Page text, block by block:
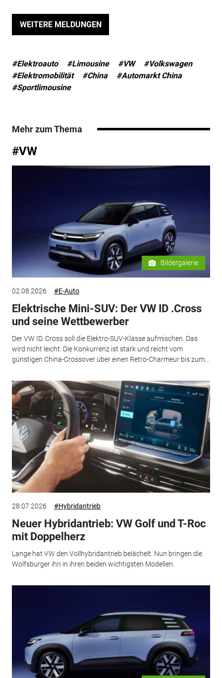
WEITERE MELDUNGEN
#Elektroauto #Limousine #VW
#Volkswagen
#Elektromobilität
#China
#Automarkt China
#Sportlimousine
Mehr zum Thema
#VW
Bildergalerie
02.08.2026 #E-Auto
Elektrische Mini-SUV: Der VW ID .Cross
und seine Wettbewerber
Der VW ID. Cross soll die Elektro-SUV-Klasse aufmischen. Das
wird nicht leicht: Die Konkurrenz ist stark und reicht vom
günstigen China-Crossover über einen Retro-Charmeur bis zum...
28.07.2026 #Hybridantrieb
Neuer Hybridantrieb: VW Golf und T-Roc
mit Doppelherz
Lange hat VW den Vollhybridantrieb belächelt. Nun bringen die
Wolfsburger ihn in ihren beiden wichtigsten Modellen.